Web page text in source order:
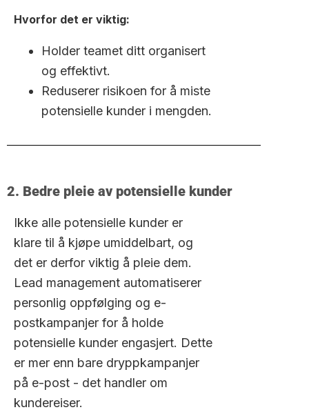
Hvorfor det er viktig:
Holder teamet ditt organisert
og effektivt.
Reduserer risikoen for å miste
potensielle kunder i mengden.
2. Bedre pleie av potensielle kunder
Ikke alle potensielle kunder er
klare til å kjøpe umiddelbart, og
det er derfor viktig å pleie dem.
Lead management automatiserer
personlig oppfølging og e-
postkampanjer for å holde
potensielle kunder engasjert. Dette
er mer enn bare dryppkampanjer
på e-post - det handler om
kundereiser.